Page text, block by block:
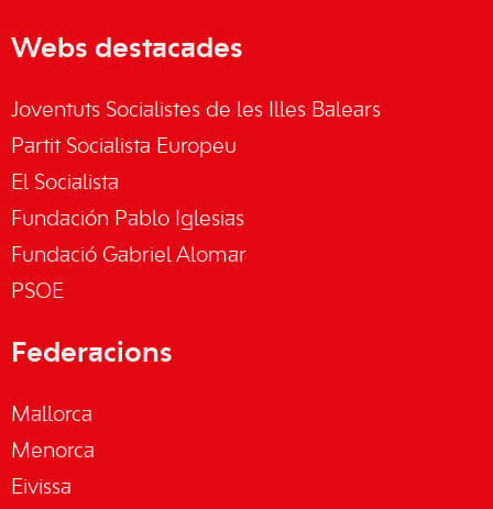
Webs destacades
Joventuts Socialistes de les Illes Balears
Partit Socialista Europeu
El Socialista
Fundación Pablo Iglesias
Fundació Gabriel Alomar
PSOE
Federacions
Mallorca
Menorca
Eivissa